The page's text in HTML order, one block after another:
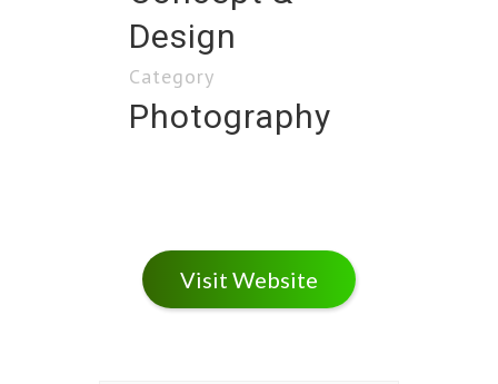
Design
Category
Photography
Visit Website